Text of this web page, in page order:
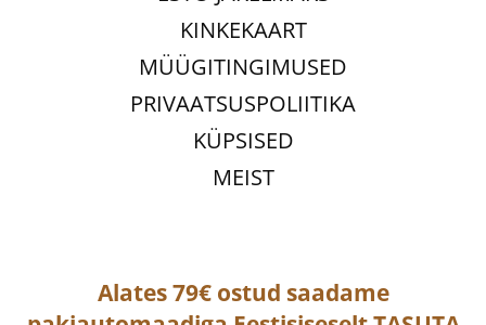
KINKEKAART
MÜÜGITINGIMUSED
PRIVAATSUSPOLIITIKA
KÜPSISED
MEIST
Alates 79€ ostud saadame